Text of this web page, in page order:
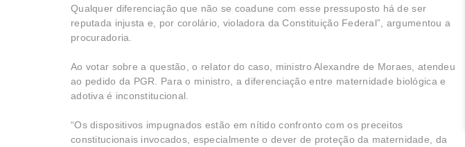
Qualquer diferenciação que não se coadune com esse pressuposto há de ser
reputada injusta e, por corolário, violadora da Constituição Federal”, argumentou a
procuradoria.
Ao votar sobre a questão, o relator do caso, ministro Alexandre de Moraes, atendeu
ao pedido da PGR. Para o ministro, a diferenciação entre maternidade biológica e
adotiva é inconstitucional.
“Os dispositivos impugnados estão em nítido confronto com os preceitos
constitucionais invocados, especialmente o dever de proteção da maternidade, da